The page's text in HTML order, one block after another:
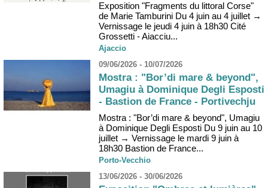
Exposition "Fragments du littoral Corse"
de Marie Tamburini Du 4 juin au 4 juillet →
Vernissage le jeudi 4 juin à 18h30 Cité
Grossetti - Aiacciu...
Ajaccio
09/06/2026 - 10/07/2026
Mostra : "Bor’di mare & beyond",
Umagiu à Dominique Degli Esposti
- Bastion de France - Portivechju
Mostra : "Bor’di mare & beyond", Umagiu
à Dominique Degli Esposti Du 9 juin au 10
juillet → Vernissage le mardi 9 juin à
18h30 Bastion de France...
Porto-Vecchio
13/06/2026 - 30/06/2026